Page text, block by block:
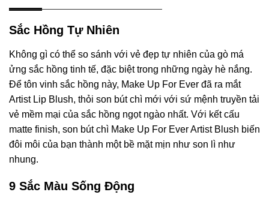
Sắc Hồng Tự Nhiên
Không gì có thể so sánh với vẻ đẹp tự nhiên của gò má
ửng sắc hồng tinh tế, đặc biệt trong những ngày hè nắng.
Để tôn vinh sắc hồng này, Make Up For Ever đã ra mắt
Artist Lip Blush, thỏi son bút chì mới với sứ mệnh truyền tải
vẻ mềm mại của sắc hồng ngọt ngào nhất. Với kết cấu
matte finish, son bút chì Make Up For Ever Artist Blush biến
đôi môi của bạn thành một bề mặt mịn như son lì như
nhung.
9 Sắc Màu Sống Động